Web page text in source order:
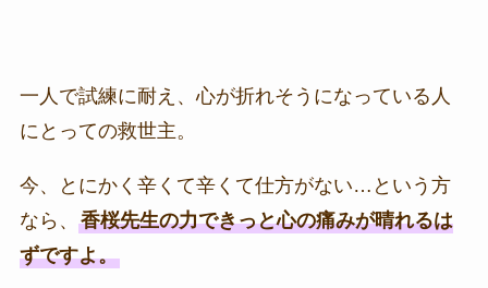
一人で試練に耐え、心が折れそうになっている人
にとっての救世主。
今、とにかく辛くて辛くて仕方がない…という方
なら、 香桜先生の力できっと心の痛みが晴れるは
ずですよ。